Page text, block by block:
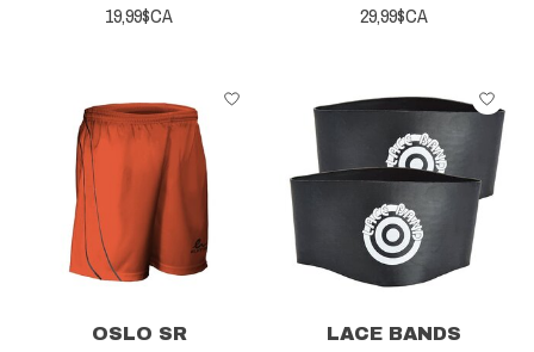
19,99$CA 29,99$CA
OSLO SR LACE BANDS